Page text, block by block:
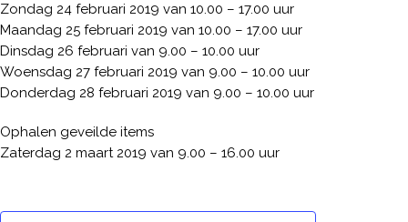
Zondag 24 februari 2019 van 10.00 – 17.00 uur
Maandag 25 februari 2019 van 10.00 – 17.00 uur
Dinsdag 26 februari van 9.00 – 10.00 uur
Woensdag 27 februari 2019 van 9.00 – 10.00 uur
Donderdag 28 februari 2019 van 9.00 – 10.00 uur
Ophalen geveilde items
Zaterdag 2 maart 2019 van 9.00 – 16.00 uur